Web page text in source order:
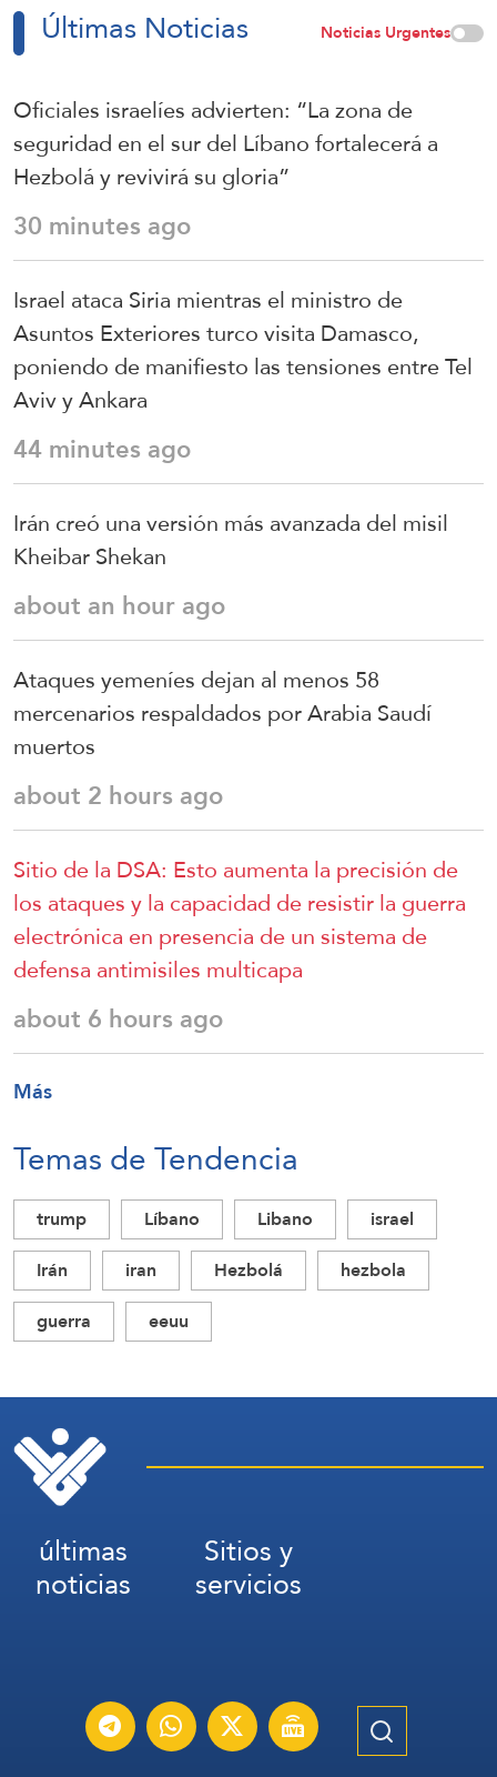
Últimas Noticias Noticias Urgentes
Oficiales israelíes advierten: “La zona de
seguridad en el sur del Líbano fortalecerá a
Hezbolá y revivirá su gloria”
30 minutes ago
Israel ataca Siria mientras el ministro de
Asuntos Exteriores turco visita Damasco,
poniendo de manifiesto las tensiones entre Tel
Aviv y Ankara
44 minutes ago
Irán creó una versión más avanzada del misil
Kheibar Shekan
about an hour ago
Ataques yemeníes dejan al menos 58
mercenarios respaldados por Arabia Saudí
muertos
about 2 hours ago
Sitio de la DSA: Esto aumenta la precisión de
los ataques y la capacidad de resistir la guerra
electrónica en presencia de un sistema de
defensa antimisiles multicapa
about 6 hours ago
Más
Temas de Tendencia
trump Líbano Libano
israel
Irán
iran Hezbolá
hezbola
guerra
eeuu
últimas
noticias
Sitios y
servicios